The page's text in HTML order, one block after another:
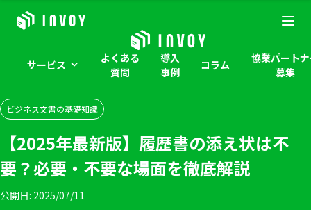
サービス
よくある
質問
導入
事例
コラム
協業パート
募集
ビジネス文書の基礎知識
【2025年最新版】履歴書の添え状は不
要？必要・不要な場面を徹底解説
公開日: 2025/07/11